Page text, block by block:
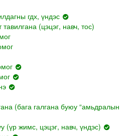
гдх, үндэс
тавилгана (цэцэг, навч, тос)
(бага галгана буюу “амьдралын
(үр жимс, цэцэг, навч, үндэс)